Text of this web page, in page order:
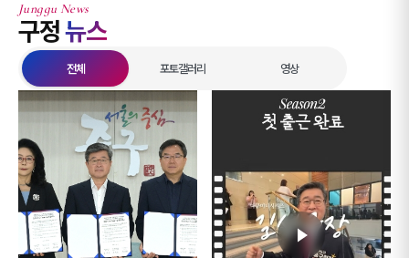
Junggu News
구정뉴스
전체 포토갤러리 영상